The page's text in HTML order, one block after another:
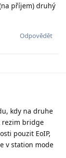
příjem) druhý
Odpovědět
kdy na druhe
rezim bridge
pouzit EoIP,
v station mode